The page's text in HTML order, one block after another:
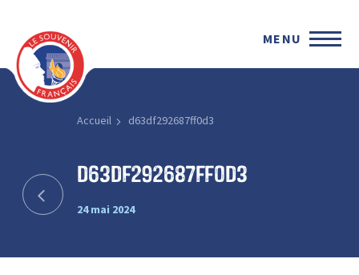
MENU
Accueil d63df292687ff0d3
d63df292687ff0d3
24 mai 2024